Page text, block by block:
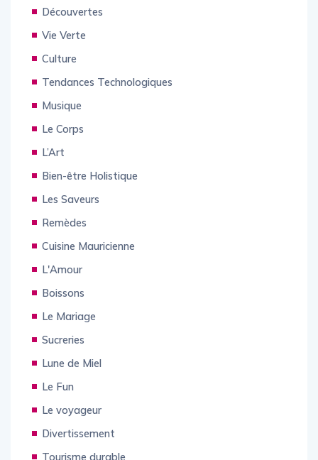
Découvertes
Vie Verte
Culture
Tendances Technologiques
Musique
Le Corps
L’Art
Bien-être Holistique
Les Saveurs
Remèdes
Cuisine Mauricienne
L'Amour
Boissons
Le Mariage
Sucreries
Lune de Miel
Le Fun
Le voyageur
Divertissement
Tourisme durable